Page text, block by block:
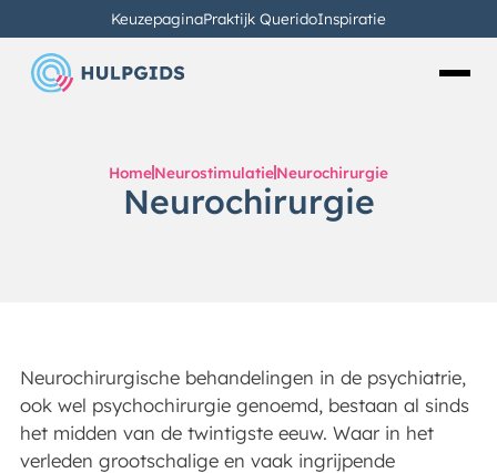
KeuzepaginaPraktijk QueridoInspiratie
HomeNeurostimulatieNeurochirurgie
Neurochirurgie
Neurochirurgische behandelingen in de psychiatrie,
ook wel psychochirurgie genoemd, bestaan al sinds
het midden van de twintigste eeuw. Waar in het
verleden grootschalige en vaak ingrijpende